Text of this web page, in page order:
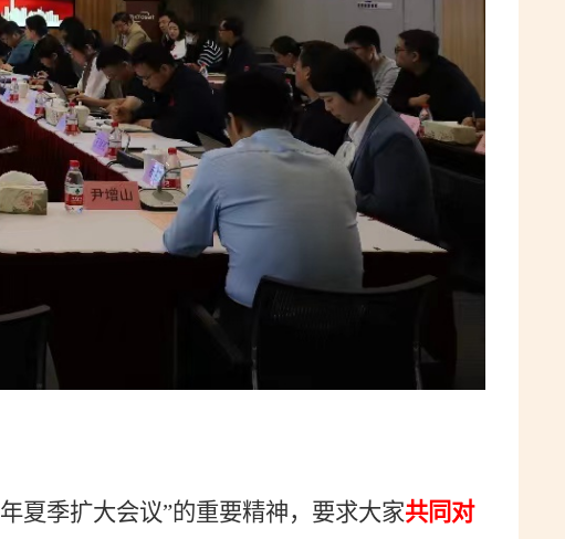
年夏季扩大会议”的重要精神，要求大家共同对